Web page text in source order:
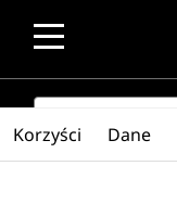
SEARCH
Korzyści Dane